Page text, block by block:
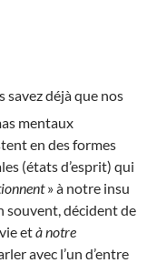
savez déjà que nos
mentaux
en des formes
(états d’esprit) qui
» à notre insu
souvent, décident de
età notre
avec l’un d’entre